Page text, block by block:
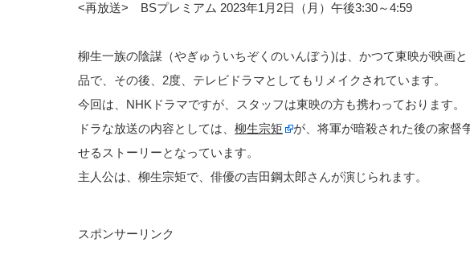
<再放送> BSプレミアム 2023年1月2日（月）午後3:30～4:59
柳生一族の陰謀（やぎゅういちぞくのいんぼう)は、かつて東映が映画
品で、その後、2度、テレビドラマとしてもリメイクされています。
今回は、NHKドラマですが、スタッフは東映の方も携わっております。
ドラな放送の内容としては、 柳生宗矩
が、将軍が暗殺された後の家督
せるストーリーとなっています。
主人公は、柳生宗矩で、俳優の吉田鋼太郎さんが演じられます。
スポンサーリンク